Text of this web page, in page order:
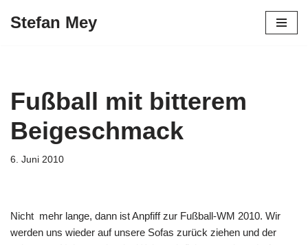
Stefan Mey
Fußball mit bitterem
Beigeschmack
6. Juni 2010
Nicht mehr lange, dann ist Anpfiff zur Fußball-WM 2010. Wir
werden uns wieder auf unsere Sofas zurück ziehen und der